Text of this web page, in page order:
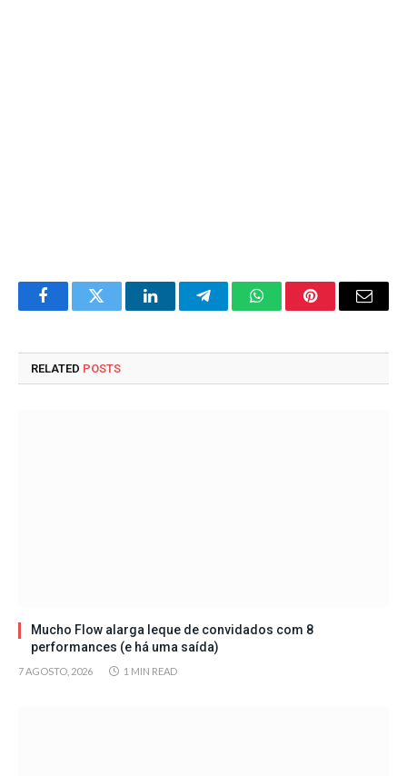
FacebookTwitter LinkedInTelegramWhatsAppPinterestEmail
RELATED POSTS
Mucho Flow alarga leque de convidados com 8
performances (e há uma saída)
7 AGOSTO, 2026 1 MIN READ